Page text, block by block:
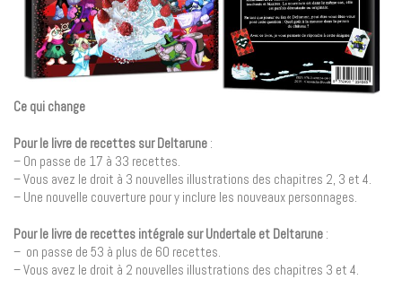
Ce qui change
Pour le livre de recettes sur Deltarune :
– On passe de 17 à 33 recettes.
– Vous avez le droit à 3 nouvelles illustrations des chapitres 2, 3 et 4.
– Une nouvelle couverture pour y inclure les nouveaux personnages.
Pour le livre de recettes intégrale sur Undertale et Deltarune :
– on passe de 53 à plus de 60 recettes.
– Vous avez le droit à 2 nouvelles illustrations des chapitres 3 et 4.